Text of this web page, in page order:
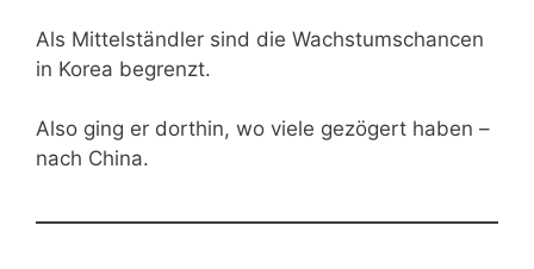
Als Mittelständler sind die Wachstumschancen
in Korea begrenzt.
Also ging er dorthin, wo viele gezögert haben –
nach China.